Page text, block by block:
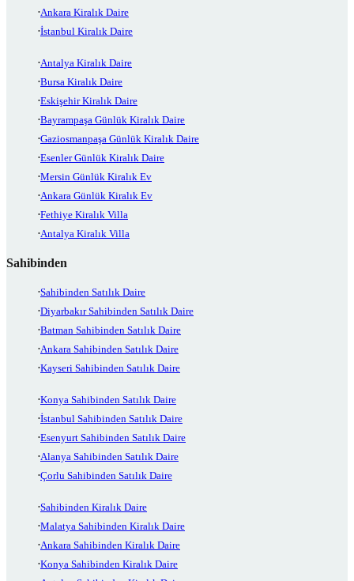
Ankara Kiralık Daire
İstanbul Kiralık Daire
Antalya Kiralık Daire
Bursa Kiralık Daire
Eskişehir Kiralık Daire
Bayrampaşa Günlük Kiralık Daire
Gaziosmanpaşa Günlük Kiralık Daire
Esenler Günlük Kiralık Daire
Mersin Günlük Kiralık Ev
Ankara Günlük Kiralık Ev
Fethiye Kiralık Villa
Antalya Kiralık Villa
Sahibinden
Sahibinden Satılık Daire
Diyarbakır Sahibinden Satılık Daire
Batman Sahibinden Satılık Daire
Ankara Sahibinden Satılık Daire
Kayseri Sahibinden Satılık Daire
Konya Sahibinden Satılık Daire
İstanbul Sahibinden Satılık Daire
Esenyurt Sahibinden Satılık Daire
Alanya Sahibinden Satılık Daire
Çorlu Sahibinden Satılık Daire
Sahibinden Kiralık Daire
Malatya Sahibinden Kiralık Daire
Ankara Sahibinden Kiralık Daire
Konya Sahibinden Kiralık Daire